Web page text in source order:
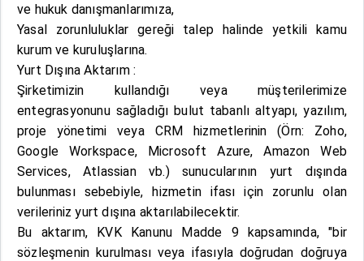
ve hukuk danışmanlarımıza,
Yasal zorunluluklar gereği talep halinde yetkili kamu
kurum ve kuruluşlarına.
Yurt Dışına Aktarım :
Şirketimizin kullandığı veya müşterilerimize
entegrasyonunu sağladığı bulut tabanlı altyapı, yazılım,
proje yönetimi veya CRM hizmetlerinin (Örn: Zoho,
Google Workspace, Microsoft Azure, Amazon Web
Services, Atlassian vb.) sunucularının yurt dışında
bulunması sebebiyle, hizmetin ifası için zorunlu olan
verileriniz yurt dışına aktarılabilecektir.
Bu aktarım, KVK Kanunu Madde 9 kapsamında, "bir
sözleşmenin kurulması veya ifasıyla doğrudan doğruya